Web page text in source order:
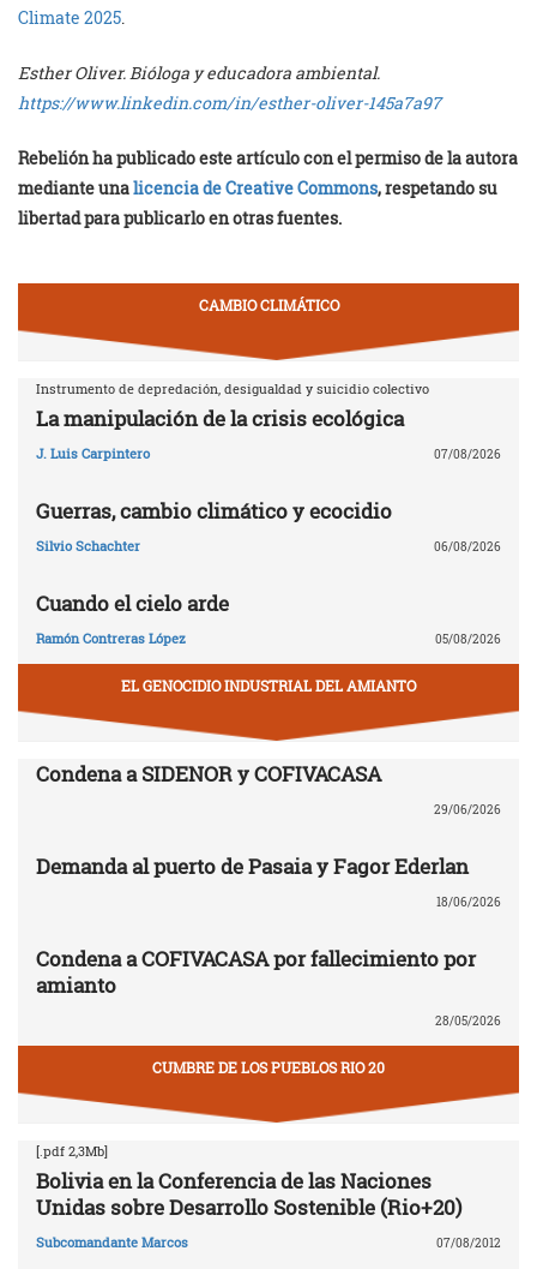
Climate 2025.
Esther Oliver. Bióloga y educadora ambiental.
https://www.linkedin.com/in/esther-oliver-145a7a97
Rebelión ha publicado este artículo con el permiso de la autora
mediante unalicencia de Creative Commons, respetando su
libertad para publicarlo en otras fuentes.
CAMBIO CLIMÁTICO
Instrumento de depredación, desigualdad y suicidio colectivo
La manipulación de la crisis ecológica
J. Luis Carpintero 07/08/2026
Guerras, cambio climático y ecocidio
Silvio Schachter 06/08/2026
Cuando el cielo arde
Ramón Contreras López 05/08/2026
EL GENOCIDIO INDUSTRIAL DEL AMIANTO
Condena a SIDENOR y COFIVACASA
29/06/2026
Demanda al puerto de Pasaia y Fagor Ederlan
18/06/2026
Condena a COFIVACASA por fallecimiento por
amianto
28/05/2026
CUMBRE DE LOS PUEBLOS RIO 20
[.pdf 2,3Mb]
Bolivia en la Conferencia de las Naciones
Unidas sobre Desarrollo Sostenible (Rio+20)
Subcomandante Marcos 07/08/2012